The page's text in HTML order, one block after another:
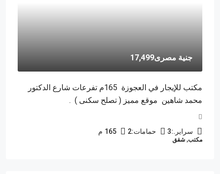
جنية مصرى17,499
مكتب للإيجار في العجوزة 165م تفرعات شارع الدكتور
محمد شاهين موقع مميز ( تصلح سكنى ) .
سراير.:3 حمامات:2
165 م
مكتب, شقق